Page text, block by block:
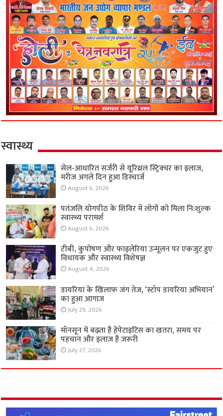
स्वास्थ्य
सेल-आधारित सर्जरी से यूरिथ्रल स्ट्रिक्चर का इलाज,
मरीज अगले दिन हुआ डिस्चार्ज
August 6, 2026
पतंजलि योगपीठ के शिविर में लोगों को मिला नि:शुल्क
स्वास्थ्य परामर्श
August 6, 2026
टीबी, कुपोषण और फाइलेरिया उन्मूलन पर एकजुट हुए
विधायक और स्वास्थ्य विशेषज्ञ
August 4, 2026
डायरिया के खिलाफ जंग तेज, ‘स्टॉप डायरिया अभियान’
का हुआ आगाज
July 29, 2026
मॉनसून में बढ़ता है हेपेटाइटिस का खतरा, समय पर
पहचान और इलाज है जरूरी
July 27, 2026